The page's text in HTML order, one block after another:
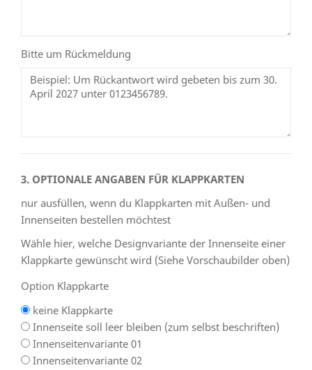
Bitte um Rückmeldung
3. OPTIONALE ANGABEN FÜR KLAPPKARTEN
nur ausfüllen, wenn du Klappkarten mit Außen- und
Innenseiten bestellen möchtest
Wähle hier, welche Designvariante der Innenseite einer
Klappkarte gewünscht wird (Siehe Vorschaubilder oben)
Option Klappkarte
keine Klappkarte
Innenseite soll leer bleiben (zum selbst beschriften)
Innenseitenvariante 01
Innenseitenvariante 02